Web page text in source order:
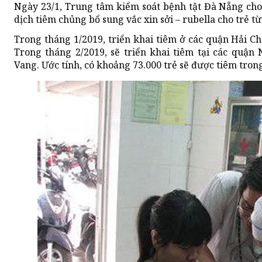
Ngày 23/1, Trung tâm kiểm soát bệnh tật Đà Nẵng
dịch tiêm chủng bổ sung vắc xin sởi – rubella cho trẻ
Trong tháng 1/2019, triển khai tiêm ở các quận Hải
Trong tháng 2/2019, sẽ triển khai tiêm tại các quận
Vang. Ước tính, có khoảng 73.000 trẻ sẽ được tiêm